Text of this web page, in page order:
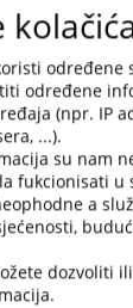
određene
određene
(npr. IP
...).
su nam
fukcionisati u
a
dozvoliti